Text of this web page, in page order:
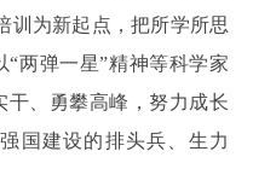
训为新起点，把所学所思
两弹一星”精神等科学家
、勇攀高峰，努力成长
国建设的排头兵、生力